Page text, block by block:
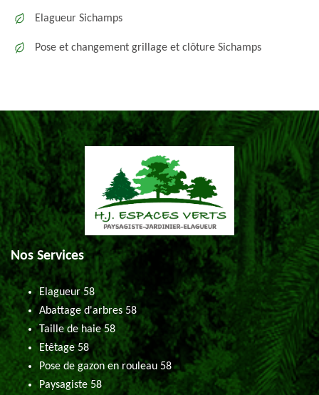
Elagueur Sichamps
Pose et changement grillage et clôture Sichamps
Nos Services
Elagueur 58
Abattage d'arbres 58
Taille de haie 58
Etêtage 58
Pose de gazon en rouleau 58
Paysagiste 58